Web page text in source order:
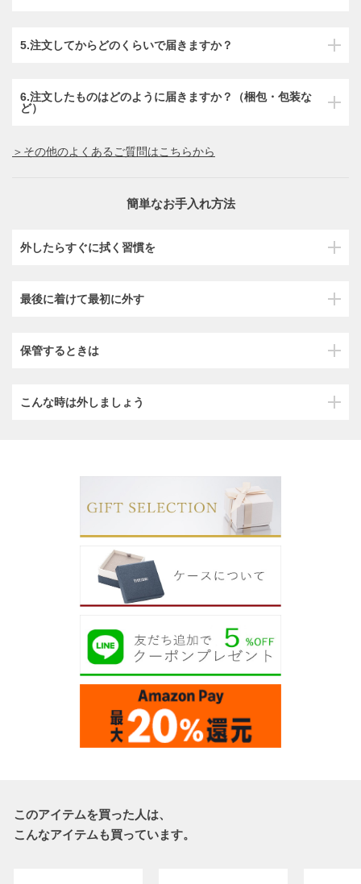
5.注文してからどのくらいで届きますか？
6.注文したものはどのように届きますか？（梱包・包装な
ど）
＞その他のよくあるご質問はこちらから
簡単なお手入れ方法
外したらすぐに拭く習慣を
最後に着けて最初に外す
保管するときは
こんな時は外しましょう
このアイテムを買った人は、
こんなアイテムも買っています。